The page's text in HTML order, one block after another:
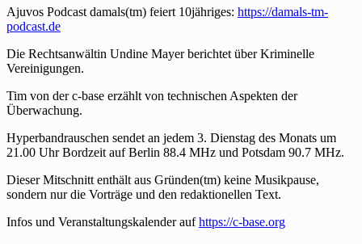
Ajuvos Podcast damals(tm) feiert 10jähriges: https://damals-tm-
podcast.de
Die Rechtsanwältin Undine Mayer berichtet über Kriminelle
Vereinigungen.
Tim von der c-base erzählt von technischen Aspekten der
Überwachung.
Hyperbandrauschen sendet an jedem 3. Dienstag des Monats um
21.00 Uhr Bordzeit auf Berlin 88.4 MHz und Potsdam 90.7 MHz.
Dieser Mitschnitt enthält aus Gründen(tm) keine Musikpause,
sondern nur die Vorträge und den redaktionellen Text.
Infos und Veranstaltungskalender aufhttps://c-base.org